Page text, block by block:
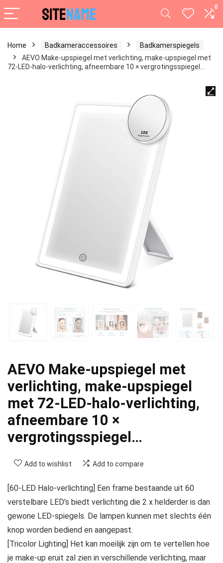
0
Home Badkameraccessoires
Badkamerspiegels
AEVO Make-upspiegel met verlichting, make-upspiegel met
72-LED-halo-verlichting, afneembare 10 × vergrotingsspiegel…
AEVO Make-upspiegel met
verlichting, make-upspiegel
met 72-LED-halo-verlichting,
afneembare 10 ×
vergrotingsspiegel…
Add to wishlist Add to compare
[60-LED Halo-verlichting] Een frame bestaande uit 60
verstelbare LED’s biedt verlichting die 2 x helderder is dan
gewone LED-spiegels. De lampen kunnen met slechts één
knop worden bediend en aangepast.
[Tricolor Lighting] Het kan moeilijk zijn om te vertellen hoe
je make-up eruit zal zien in verschillende verlichting, maar